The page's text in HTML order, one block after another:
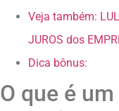
Veja também:
JUROS dos
Dica bônus:
O que é